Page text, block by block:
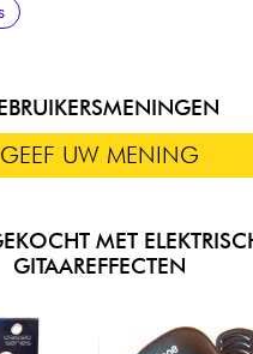
GEEF UW MENING
MET
GITAAREFFECTEN